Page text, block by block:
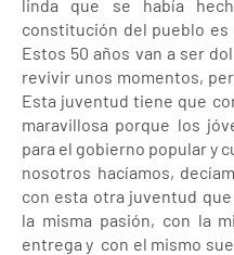
linda que se había
constitución del pueblo es
Estos 50 años van a ser
revivir unos momentos,
Esta juventud tiene que
maravillosa porque los
para el gobierno popular y
nosotros hacíamos,
con esta otra juventud
la misma pasión, con la
entrega y con el mismo